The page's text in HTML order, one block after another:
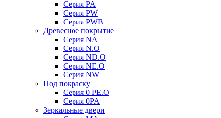
Серия PA
Серия PW
Серия PWB
Древесное покрытие
Серия NA
Серия N.O
Серия ND.O
Серия NE.O
Серия NW
Под покраску
Серия 0 PE.O
Серия 0PA
Зеркальные двери